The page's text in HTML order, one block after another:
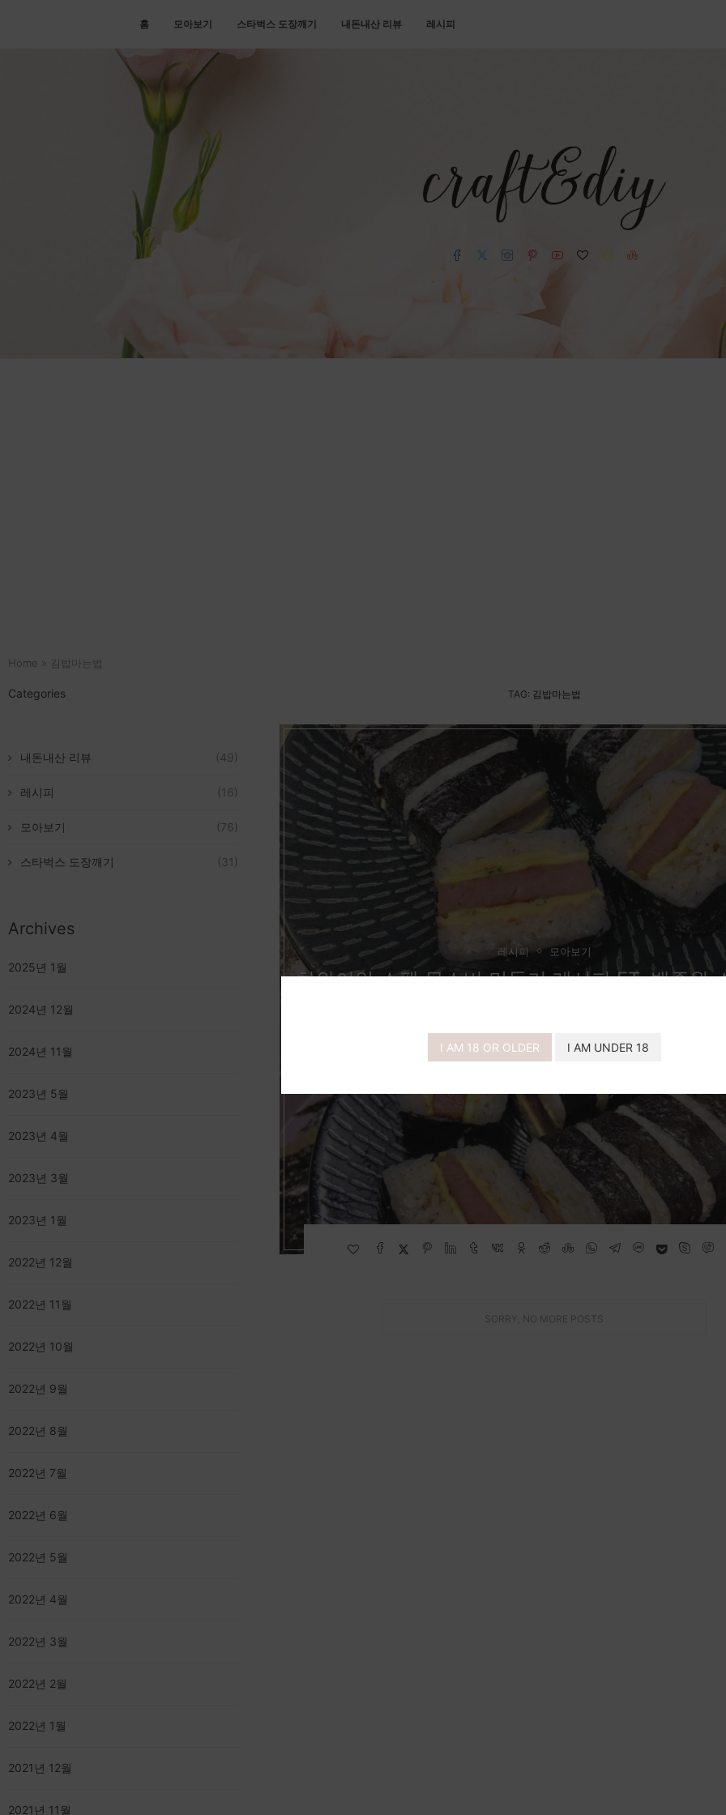
I AM 18 OR OLDER I AM UNDER 18
홈 모아보기 스타벅스 도장깨기 내돈내산 리뷰 레시피
Home » 김밥마는법
TAG: 김밥마는법
레시피 모아보기
하와이안 스팸 무스비 만들기 레시피 FT. 백종원
Categories
내돈내산 리뷰 (49)
레시피 (16)
모아보기 (76)
스타벅스 도장깨기 (31)
Archives
2025년 1월
2024년 12월
2024년 11월
2023년 5월
2023년 4월
2023년 3월
2023년 1월
2022년 12월
2022년 11월
2022년 10월
2022년 9월
2022년 8월
2022년 7월
2022년 6월
2022년 5월
2022년 4월
2022년 3월
2022년 2월
2022년 1월
2021년 12월
2021년 11월